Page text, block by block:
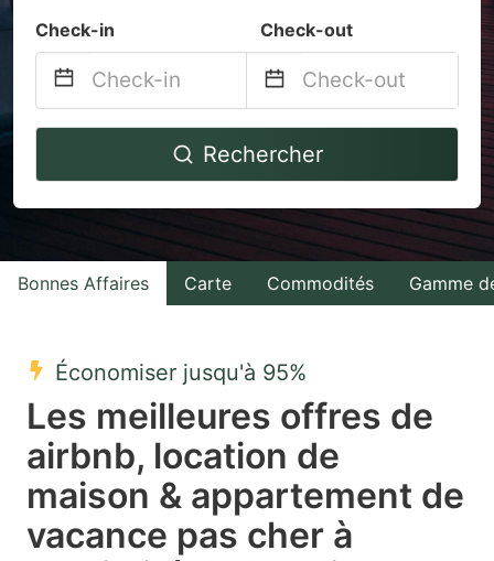
Check-in Check-out
Navigate
to
with
the
select
date.
Press
question
Navigate
backward
to
interact
with
the
select
a
date.
Press
question
Rechercher
Bonnes Affaires Carte Commodités Gamme
Économiser jusqu'à 95%
Les meilleures offres de
airbnb, location de
maison & appartement de
vacance pas cher à